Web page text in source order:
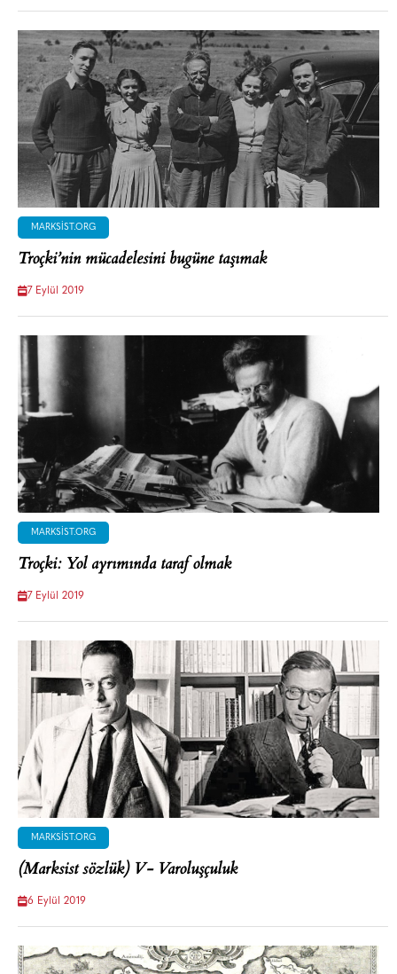
MARKSIST.ORG
Troçki’nin mücadelesini bugüne taşımak
7 Eylül 2019
MARKSIST.ORG
Troçki: Yol ayrımında taraf olmak
7 Eylül 2019
MARKSIST.ORG
(Marksist sözlük) V- Varoluşçuluk
6 Eylül 2019